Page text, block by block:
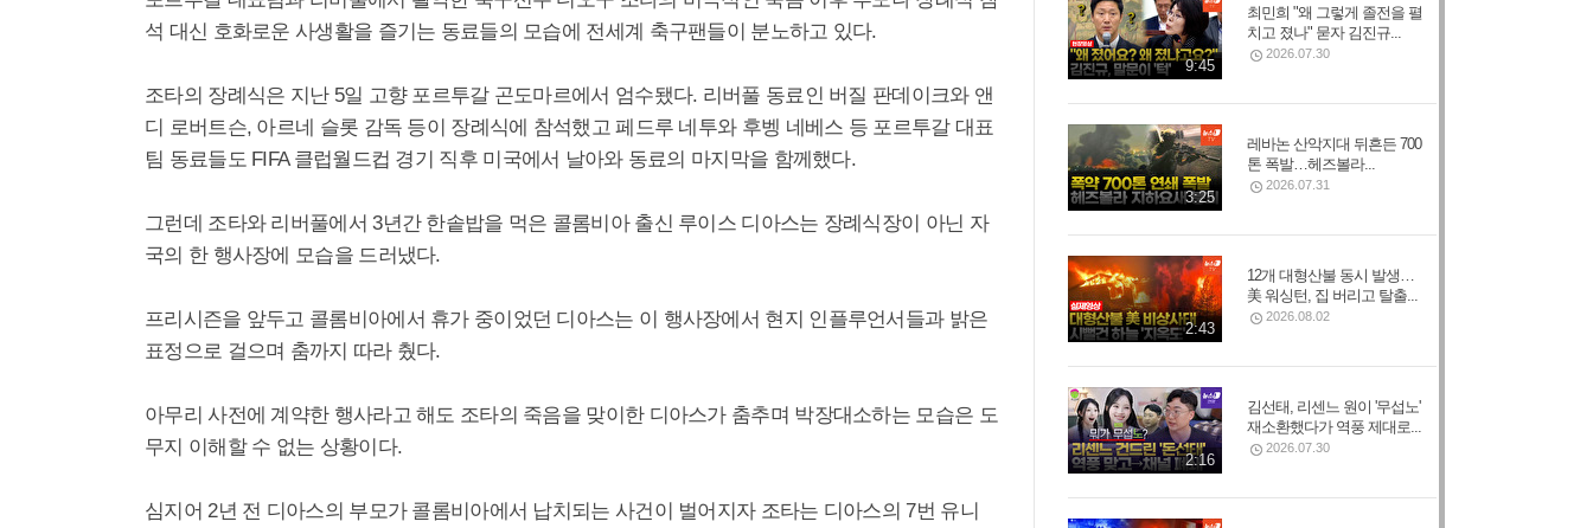
석 대신 호화로운 사생활을 즐기는 동료들의 모습에 전세계 축구팬들이 분노하고 있다.
조타의 장례식은 지난 5일 고향 포르투갈 곤도마르에서 엄수됐다. 리버풀 동료인 버질 판데이크와 앤
디 로버트슨, 아르네 슬롯 감독 등이 장례식에 참석했고 페드루 네투와 후벵 네베스 등 포르투갈 대표
팀 동료들도 FIFA 클럽월드컵 경기 직후 미국에서 날아와 동료의 마지막을 함께했다.
그런데 조타와 리버풀에서 3년간 한솥밥을 먹은 콜롬비아 출신 루이스 디아스는 장례식장이 아닌 자
국의 한 행사장에 모습을 드러냈다.
프리시즌을 앞두고 콜롬비아에서 휴가 중이었던 디아스는 이 행사장에서 현지 인플루언서들과 밝은
표정으로 걸으며 춤까지 따라 췄다.
아무리 사전에 계약한 행사라고 해도 조타의 죽음을 맞이한 디아스가 춤추며 박장대소하는 모습은 도
무지 이해할 수 없는 상황이다.
심지어 2년 전 디아스의 부모가 콜롬비아에서 납치되는 사건이 벌어지자 조타는 디아스의 7번 유니
9:45
최민희 "왜 그렇게 졸전을 펼
치고 졌나" 묻자 김진규...
2026.07.30
3:25
레바논 산악지대 뒤흔든 700
톤 폭발…헤즈볼라...
2026.07.31
2:43
12개 대형산불 동시 발생…
美 워싱턴, 집 버리고 탈출...
2026.08.02
2:16
김선태, 리센느 원이 '무섭노'
재소환했다가 역풍 제대로...
2026.07.30